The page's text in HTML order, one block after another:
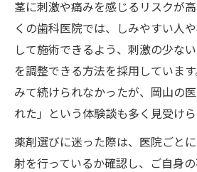
茎に刺激や痛みを感じるリスクが
くの歯科医院では、しみやすい人
して施術できるよう、刺激の少な
を調整できる方法を採用していま
みて続けられなかったが、岡山の
れた」という体験談も多く見受けら
薬剤選びに迷った際は、医院ごと
射を行っているか確認し、ご自身